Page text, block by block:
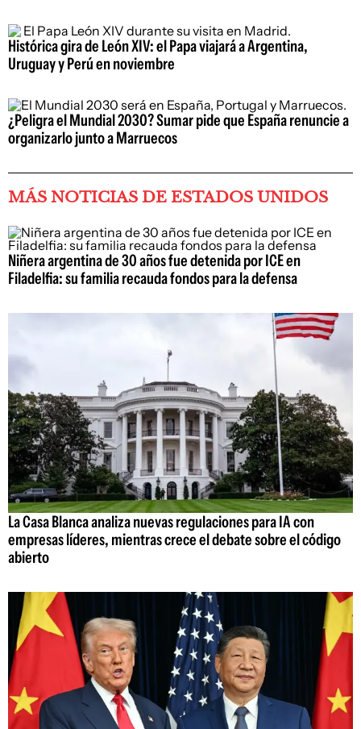
Histórica gira de León XIV: el Papa viajará a Argentina,
Uruguay y Perú en noviembre
¿Peligra el Mundial 2030? Sumar pide que España renuncie a
organizarlo junto a Marruecos
MÁS NOTICIAS DE ESTADOS UNIDOS
Niñera argentina de 30 años fue detenida por ICE en
Filadelfia: su familia recauda fondos para la defensa
La Casa Blanca analiza nuevas regulaciones para IA con
empresas líderes, mientras crece el debate sobre el código
abierto